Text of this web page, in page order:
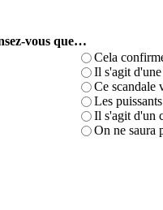
vous que…
Cela
Il s'agit d'une
Ce scandale
Les
Il s'agit d'un
On ne saura